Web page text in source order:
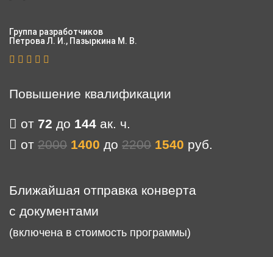
Группа разработчиков
Петрова Л. И., Пазыркина М. В.
Повышение квалификации
от 72 до 144 ак. ч.
от 2000 1400 до 2200 1540 руб.
Ближайшая отправка конверта
с документами
(включена в стоимость программы)